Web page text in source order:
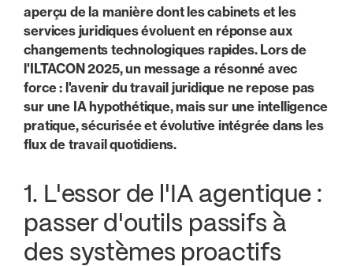
aperçu de la manière dont les cabinets et les
services juridiques évoluent en réponse aux
changements technologiques rapides. Lors de
l'ILTACON 2025, un message a résonné avec
force : l'avenir du travail juridique ne repose pas
sur une IA hypothétique, mais sur une intelligence
pratique, sécurisée et évolutive intégrée dans les
flux de travail quotidiens.
1. L'essor de l'IA agentique :
passer d'outils passifs à
des systèmes proactifs